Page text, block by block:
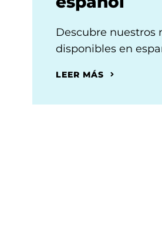
Descubre nuestros
disponibles en
LEER MÁS